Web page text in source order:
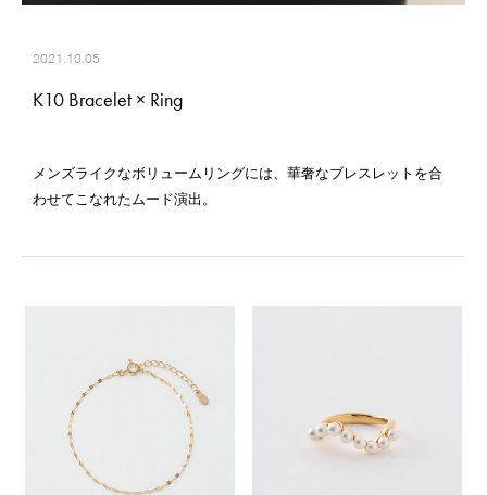
2021.10.05
K10 Bracelet × Ring
メンズライクなボリュームリングには、華奢なブレスレットを合
わせてこなれたムード演出。